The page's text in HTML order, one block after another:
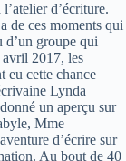
d’écriture.
de ces moments qui
d’un groupe qui
avril 2017, les
eu cette chance
Lynda
un aperçu sur
Mme
d’écrire sur
Au bout de 40